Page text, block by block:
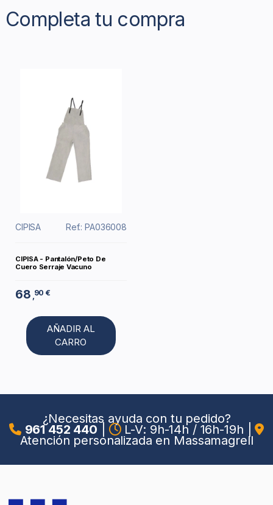
Completa tu compra
CIPISA Ref.: PA036008
CIPISA - Pantalón/Peto De
Cuero Serraje Vacuno
68 90 €
AÑADIR AL
CARRO
¿Necesitas ayuda con tu pedido?
961 452 440 L-V: 9h-14h / 16h-19h
Atención personalizada en Massamagrell